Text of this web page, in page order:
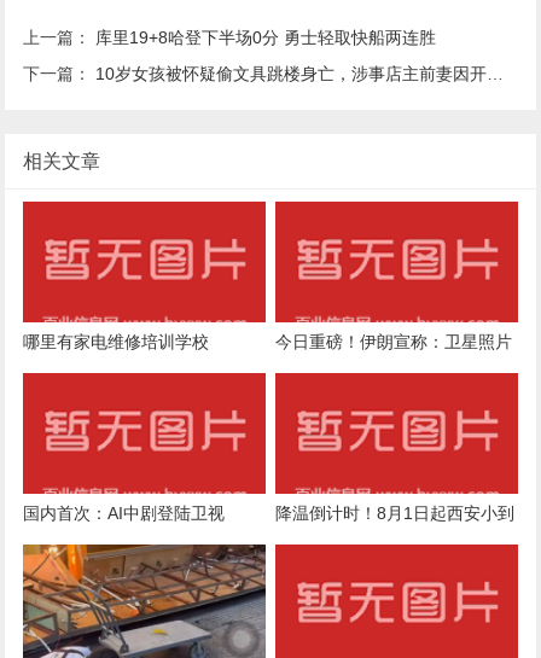
上一篇： 库里19+8哈登下半场0分 勇士轻取快船两连胜
下一篇： 10岁女孩被怀疑偷文具跳楼身亡，涉事店主前妻因开同名文具店遭网暴3年
相关文章
哪里有家电维修培训学校
今日重磅！伊朗宣称：卫星照片
特朗普被打的毫无招架之力
国内首次：AI中剧登陆卫视
降温倒计时！8月1日起西安小到
预报→